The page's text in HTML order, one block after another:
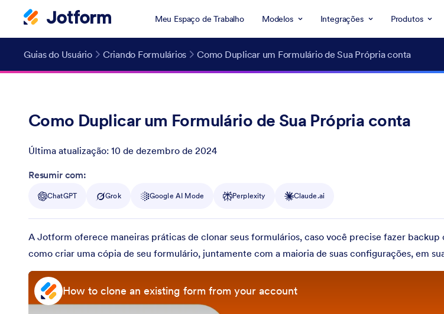
Meu Espaço de Trabalho Modelos Integrações Produtos
Guias do Usuário Criando Formulários Como Duplicar um Formulário de Sua Própria conta
Como Duplicar um Formulário de Sua Própria conta
Última atualização: 10 de dezembro de 2024
Post ID
Resumir com:
ChatGPT Grok Google AI Mode Perplexity Claude.ai
A Jotform oferece maneiras práticas de clonar seus formulários, caso você precise fazer backup
como criar uma cópia de seu formulário, juntamente com a maioria de suas configurações, em
How to clone an existing form from your account